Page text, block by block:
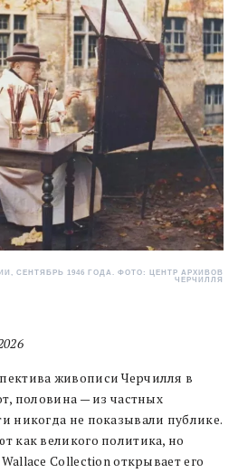
СЕНТЯБРЬ 1946 ГОДА. ФОТО: ЦЕНТР АРХИВОВ
ЧЕРЧИЛЛЯ
живописи Черчилля в
половина — из частных
никогда не показывали публике.
как великого политика, но
Collection открывает его